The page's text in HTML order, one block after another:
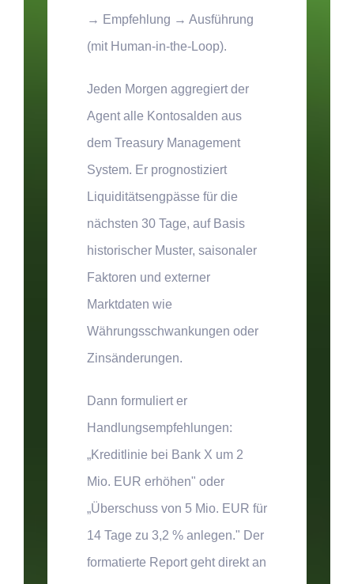
→ Empfehlung → Ausführung
(mit Human-in-the-Loop).
Jeden Morgen aggregiert der
Agent alle Kontosalden aus
dem Treasury Management
System. Er prognostiziert
Liquiditätsengpässe für die
nächsten 30 Tage, auf Basis
historischer Muster, saisonaler
Faktoren und externer
Marktdaten wie
Währungsschwankungen oder
Zinsänderungen.
Dann formuliert er
Handlungsempfehlungen:
„Kreditlinie bei Bank X um 2
Mio. EUR erhöhen" oder
„Überschuss von 5 Mio. EUR für
14 Tage zu 3,2 % anlegen." Der
formatierte Report geht direkt an